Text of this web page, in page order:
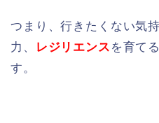
つまり、行きたくない気
力、
レジリエンス を育て
す。